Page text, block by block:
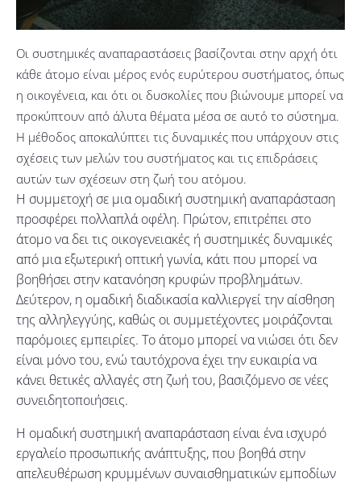
Οι συστημικές αναπαραστάσεις βασίζονται στην αρχή ότι
κάθε άτομο είναι μέρος ενός ευρύτερου συστήματος, όπως
η οικογένεια, και ότι οι δυσκολίες που βιώνουμε μπορεί να
προκύπτουν από άλυτα θέματα μέσα σε αυτό το σύστημα.
Η μέθοδος αποκαλύπτει τις δυναμικές που υπάρχουν στις
σχέσεις των μελών του συστήματος και τις επιδράσεις
αυτών των σχέσεων στη ζωή του ατόμου.
Η συμμετοχή σε μια ομαδική συστημική αναπαράσταση
προσφέρει πολλαπλά οφέλη. Πρώτον, επιτρέπει στο
άτομο να δει τις οικογενειακές ή συστημικές δυναμικές
από μια εξωτερική οπτική γωνία, κάτι που μπορεί να
βοηθήσει στην κατανόηση κρυφών προβλημάτων.
Δεύτερον, η ομαδική διαδικασία καλλιεργεί την αίσθηση
της αλληλεγγύης, καθώς οι συμμετέχοντες μοιράζονται
παρόμοιες εμπειρίες. Το άτομο μπορεί να νιώσει ότι δεν
είναι μόνο του, ενώ ταυτόχρονα έχει την ευκαιρία να
κάνει θετικές αλλαγές στη ζωή του, βασιζόμενο σε νέες
συνειδητοποιήσεις.
Η ομαδική συστημική αναπαράσταση είναι ένα ισχυρό
εργαλείο προσωπικής ανάπτυξης, που βοηθά στην
απελευθέρωση κρυμμένων συναισθηματικών εμποδίων